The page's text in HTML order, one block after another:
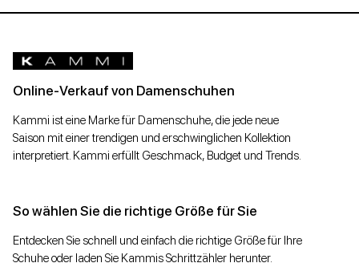
Online-Verkauf von Damenschuhen
Kammi ist eine Marke für Damenschuhe, die jede neue
Saison mit einer trendigen und erschwinglichen Kollektion
interpretiert. Kammi erfüllt Geschmack, Budget und Trends.
So wählen Sie die richtige Größe für Sie
Entdecken Sie schnell und einfach die richtige Größe für Ihre
Schuhe oder laden Sie Kammis Schrittzähler herunter.